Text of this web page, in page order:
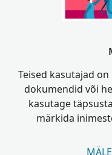
Teised kasutajad
dokumendid või
kasutage
märkida